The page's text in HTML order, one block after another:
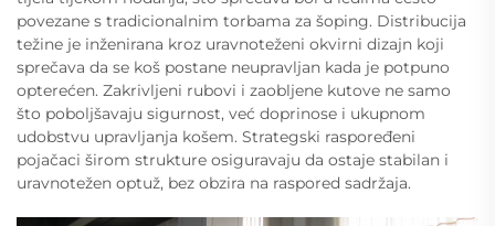
povezane s tradicionalnim torbama za šoping. Distribucija
težine je inženirana kroz uravnoteženi okvirni dizajn koji
sprečava da se koš postane neupravljan kada je potpuno
opterećen. Zakrivljeni rubovi i zaobljene kutove ne samo
što poboljšavaju sigurnost, već doprinose i ukupnom
udobstvu upravljanja košem. Strategski raspoređeni
pojačaci širom strukture osiguravaju da ostaje stabilan i
uravnotežen optuž, bez obzira na raspored sadržaja.